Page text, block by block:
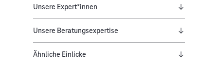
Unsere Expert*innen
Unsere Beratungsexpertise
Ähnliche Einlicke